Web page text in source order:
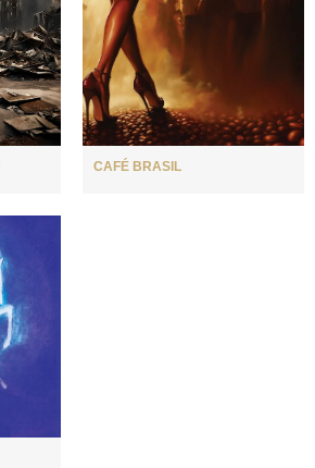
CAFÉ BRASIL